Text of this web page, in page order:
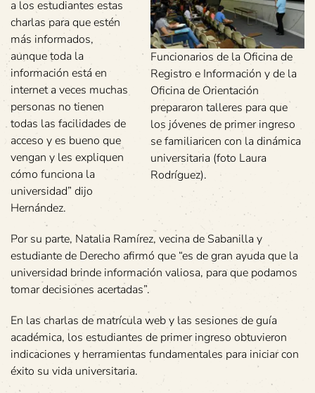
Funcionarios de la Oficina de
Registro e Información y de la
Oficina de Orientación
prepararon talleres para que
los jóvenes de primer ingreso
se familiaricen con la dinámica
universitaria (foto Laura
Rodríguez).
a los estudiantes estas
charlas para que estén
más informados,
aunque toda la
información está en
internet a veces muchas
personas no tienen
todas las facilidades de
acceso y es bueno que
vengan y les expliquen
cómo funciona la
universidad” dijo
Hernández.
Por su parte, Natalia Ramírez, vecina de Sabanilla y
estudiante de Derecho afirmó que “es de gran ayuda que la
universidad brinde información valiosa, para que podamos
tomar decisiones acertadas”.
En las charlas de matrícula web y las sesiones de guía
académica, los estudiantes de primer ingreso obtuvieron
indicaciones y herramientas fundamentales para iniciar con
éxito su vida universitaria.